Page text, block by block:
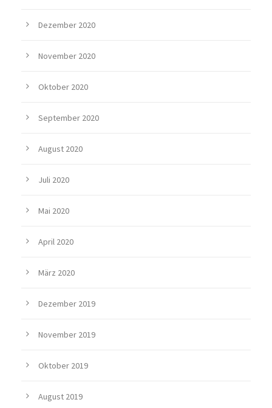
Dezember 2020
November 2020
Oktober 2020
September 2020
August 2020
Juli 2020
Mai 2020
April 2020
März 2020
Dezember 2019
November 2019
Oktober 2019
August 2019